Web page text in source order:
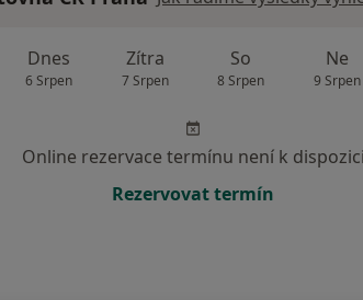
Dnes
6 Srpen
Zítra
7 Srpen
So
8 Srpen
Ne
9 Srpen
Online rezervace termínu není k dispozici
Rezervovat termín